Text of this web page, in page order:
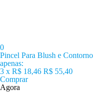
0
Pincel Para Blush e Contorno
apenas:
3 x R$ 18,46 R$ 55,40
Comprar
Agora